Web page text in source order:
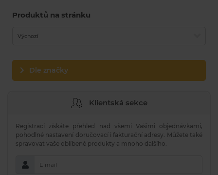
Produktů na stránku
Výchozí
Dle značky
Klientská sekce
Registrací získáte přehled nad všemi Vašimi objednávkami,
pohodlné nastavení doručovací i fakturační adresy. Můžete také
spravovat vaše oblíbené produkty a mnoho dalšího.
E-mail